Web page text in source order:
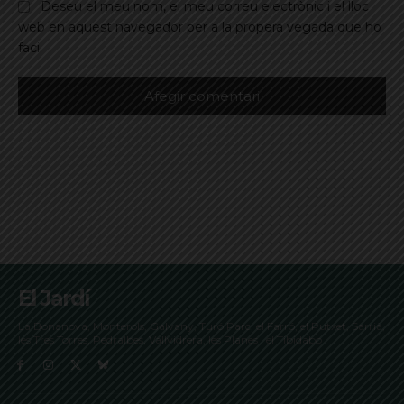
Deseu el meu nom, el meu correu electrònic i el lloc
web en aquest navegador per a la propera vegada que ho
faci.
El Jardí
La Bonanova, Monterols, Galvany, Turó Parc, el Farró, el Putxet, Sarrià,
les Tres Torres, Pedralbes, Vallvidrera, les Planes i el Tibidabo